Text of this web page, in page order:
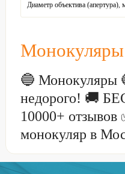
Диаметр объектива (апертура),
Монокуляры
🔵 Монокуляры
недорого! 🚚
10000+ отзывов
монокуляр в